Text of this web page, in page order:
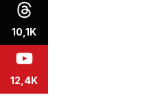
10,1K
12,4K